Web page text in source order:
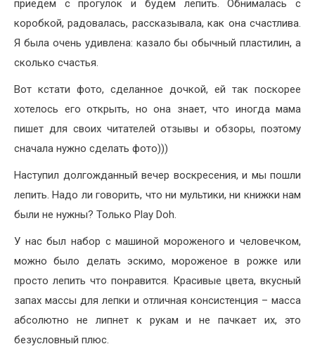
приедем с прогулок и будем лепить. Обнималась с
коробкой, радовалась, рассказывала, как она счастлива.
Я была очень удивлена: казало бы обычный пластилин, а
сколько счастья.
Вот кстати фото, сделанное дочкой, ей так поскорее
хотелось его открыть, но она знает, что иногда мама
пишет для своих читателей отзывы и обзоры, поэтому
сначала нужно сделать фото)))
Наступил долгожданный вечер воскресения, и мы пошли
лепить. Надо ли говорить, что ни мультики, ни книжки нам
были не нужны? Только Play Doh.
У нас был набор с машиной мороженого и человечком,
можно было делать эскимо, мороженое в рожке или
просто лепить что понравится. Красивые цвета, вкусный
запах массы для лепки и отличная консистенция – масса
абсолютно не липнет к рукам и не пачкает их, это
безусловный плюс.